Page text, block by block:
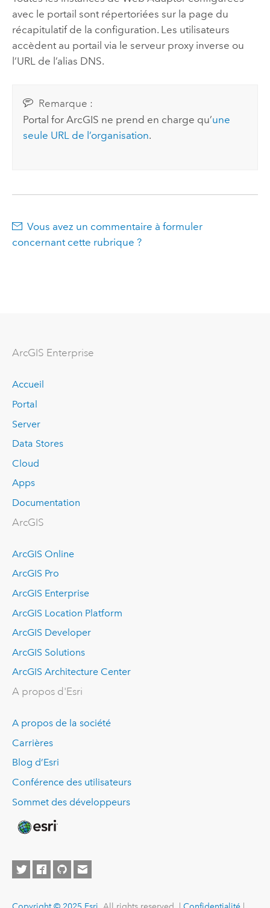
avec le portail sont répertoriées sur la page du
récapitulatif de la configuration. Les utilisateurs
accèdent au portail via le serveur proxy inverse ou
l’URL de l’alias DNS.
Remarque :
Portal for ArcGIS ne prend en charge qu’une
seule URL de l’organisation.
Vous avez un commentaire à formuler
concernant cette rubrique ?
ArcGIS Enterprise
Accueil
Portal
Server
Data Stores
Cloud
Apps
Documentation
ArcGIS
ArcGIS Online
ArcGIS Pro
ArcGIS Enterprise
ArcGIS Location Platform
ArcGIS Developer
ArcGIS Solutions
ArcGIS Architecture Center
A propos d'Esri
A propos de la société
Carrières
Blog d’Esri
Conférence des utilisateurs
Sommet des développeurs